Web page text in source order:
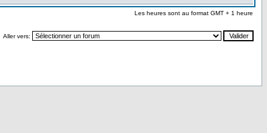
Les heures sont au format GMT + 1 heure
Aller vers: